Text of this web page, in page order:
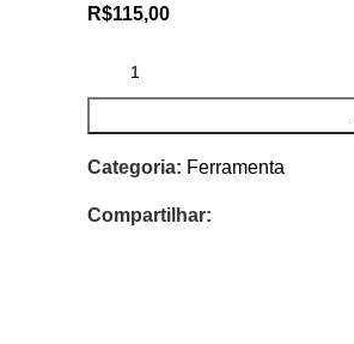
R$115,00
Categoria: Ferramenta
Compartilhar: